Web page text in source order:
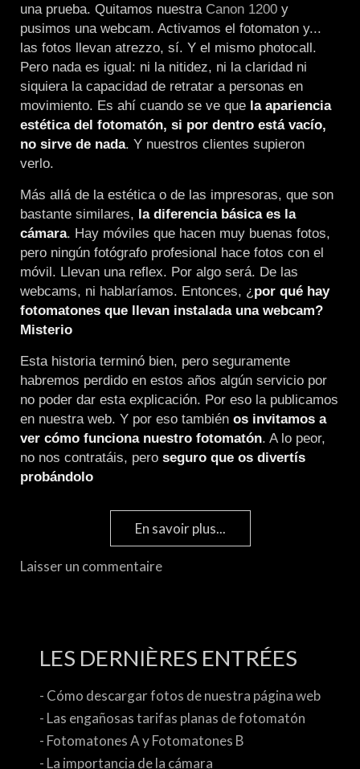
una prueba. Quitamos nuestra Canon 1200 y
pusimos una webcam. Activamos el fotomaton y...
las fotos llevan atrezzo, sí. Y el mismo photocall.
Pero nada es igual: ni la nitidez, ni la claridad ni
siquiera la capacidad de retratar a personas en
movimiento. Es ahí cuando se ve que la apariencia
estética del fotomatón, si por dentro está vacío,
no sirve de nada. Y nuestros clientes supieron
verlo.
Más allá de la estética o de las impresoras, que son
bastante similares, la diferencia básica es la
cámara. Hay móviles que hacen muy buenas fotos,
pero ningún fotógrafo profesional hace fotos con el
móvil. Llevan una reflex. Por algo será. De las
webcams, ni hablaríamos. Entonces, ¿por qué hay
fotomatones que llevan instalada una webcam?
Misterio
Esta historia terminó bien, pero seguramente
habremos perdido en estos años algún servicio por
no poder dar esta explicación. Por eso la publicamos
en nuestra web. Y por eso también os invitamos a
ver cómo funciona nuestro fotomatón. A lo peor,
no nos contratáis, pero seguro que os divertís
probándolo
En savoir plus...
Laisser un commentaire
LES DERNIÈRES ENTRÉES
- Cómo descargar fotos de nuestra página web
- Las engañosas tarifas planas de fotomatón
- Fotomatones A y Fotomatones B
- La importancia de la cámara